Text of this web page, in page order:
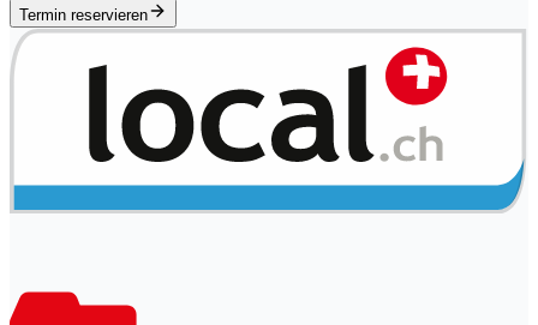
Termin reservieren